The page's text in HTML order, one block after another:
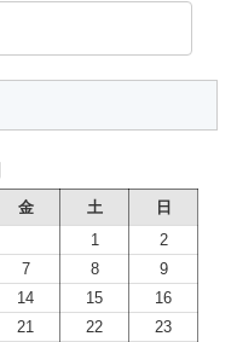
金 土 日
1
2
7 8
9
14 15
16
21 22
23